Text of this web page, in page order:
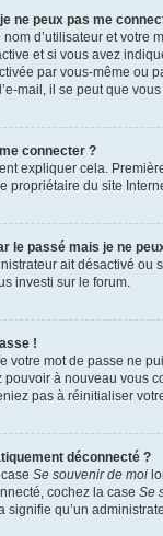
ne peux pas me
d’utilisateur et votre
et si vous avez
par vous-même ou
mail, il se peut que
connecter ?
expliquer cela.
propriétaire du site
le passé mais je ne
ait désactivé
investi sur le forum.
!
votre mot de passe ne
à nouveau vous
pas à réinitialiser
déconnecté ?
Se souvenir de moi
cochez la case Se
signifie qu’un